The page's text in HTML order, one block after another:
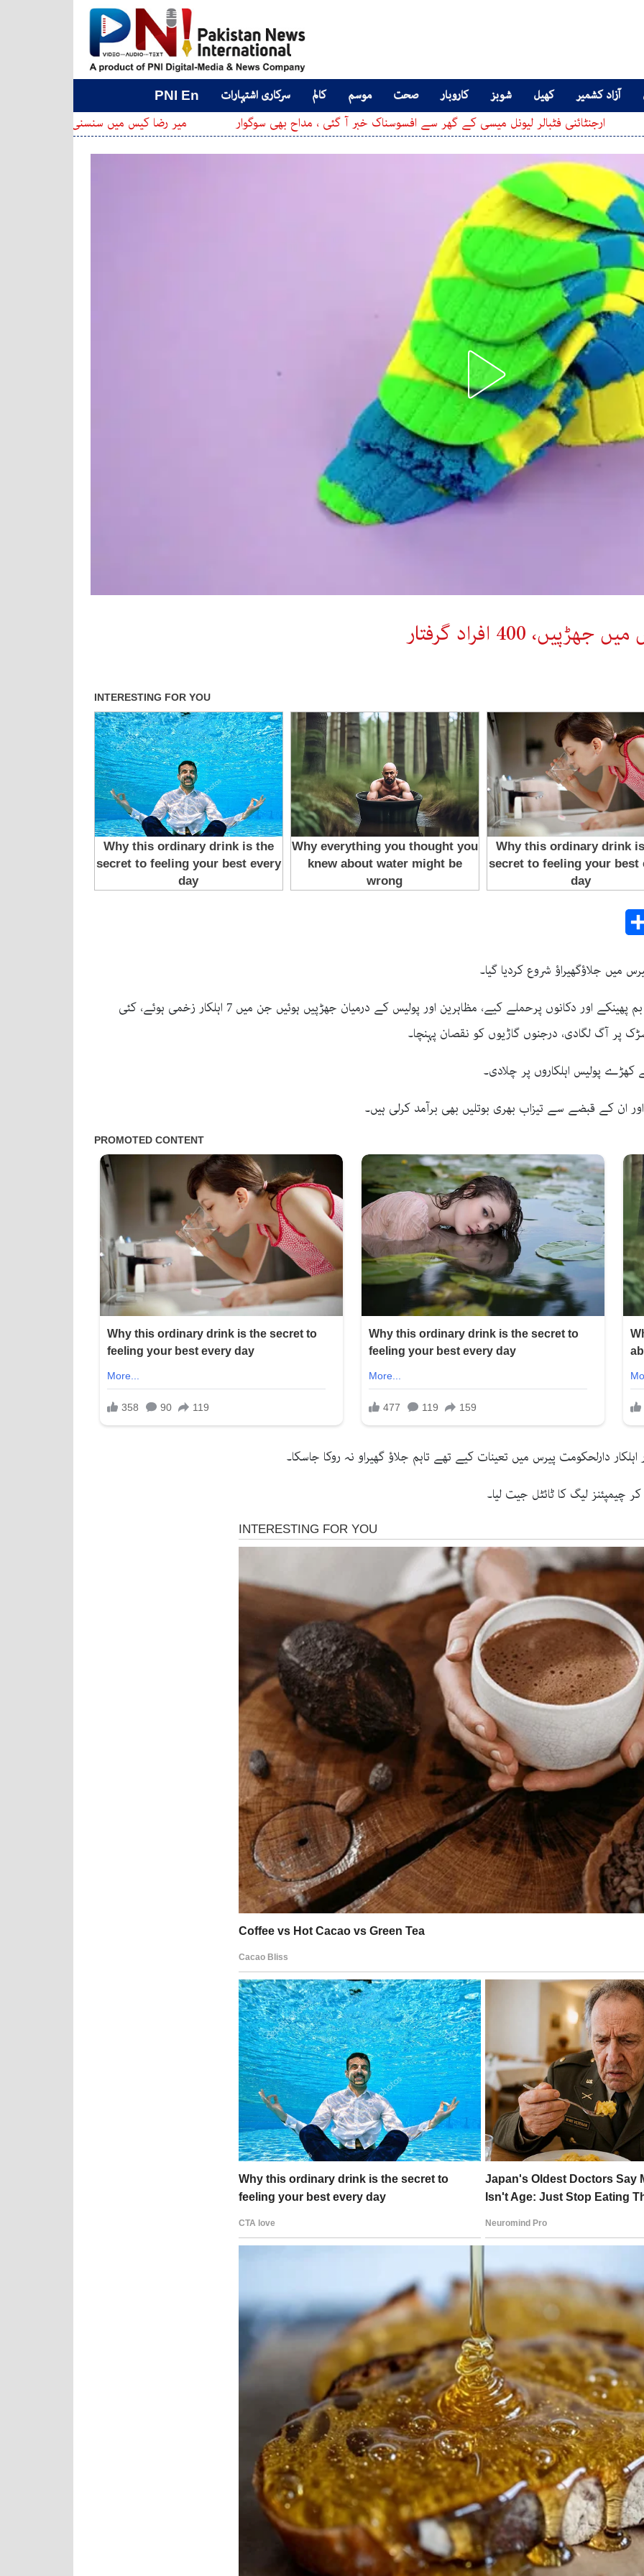
آزاد کشمیر کھیل شوبز کاروبار صحت موسم کالم سرکاری اشتہارات PNI En
میر رضا کیس میں سنسنی خیز موڑ، وکیل کا تہلکہ خیز فٹبالر لیونل میسی کے گھر سے افسوسناک خبر آ گئی ، مداح بھی سوگوار
400 افراد گرفتار
فرانس کے دارلحکومت پیرس میں مظاہرین نے بوتل بم پھینکے اور دکانوں پرحملے کیے، مظاہرین اور پولیس کے درمیان جھڑپیں ہوئیں جن میں 7 اہلکار زخمی ہوئے، کئی
پر آگ لگادی، درجنوں گاڑیوں کو نقصان پہنچا۔
پولیس اہلکاروں پر چلادی۔
لیگ کا ٹائٹل جیت لیا۔